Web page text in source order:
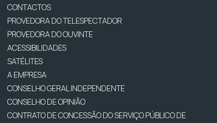
CONTACTOS
PROVEDORA DO TELESPECTADOR
PROVEDORA DO OUVINTE
ACESSIBILIDADES
SATÉLITES
A EMPRESA
CONSELHO GERAL INDEPENDENTE
CONSELHO DE OPINIÃO
CONTRATO DE CONCESSÃO DO SERVIÇO PÚBLICO DE